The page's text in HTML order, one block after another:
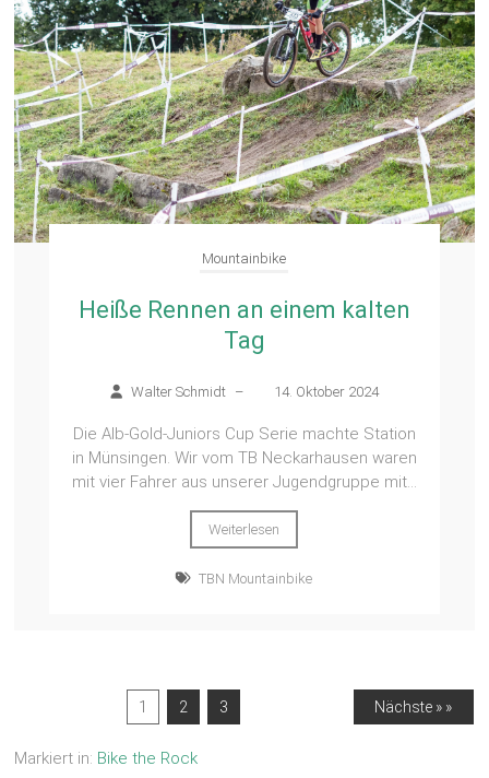
Mountainbike
Heiße Rennen an einem kalten
Tag
Walter Schmidt – 14. Oktober 2024
Die Alb-Gold-Juniors Cup Serie machte Station
in Münsingen. Wir vom TB Neckarhausen waren
mit vier Fahrer aus unserer Jugendgruppe mit...
Weiterlesen
TBN Mountainbike
1 2 3 Nächste » »
Markiert in: Bike the Rock